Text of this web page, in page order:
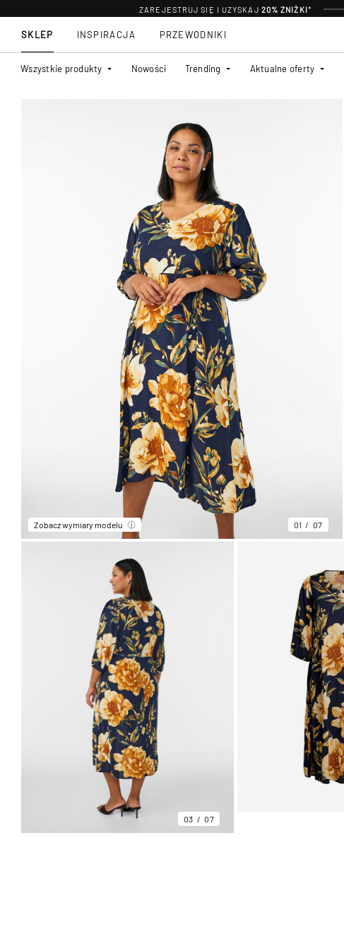
ZAREJESTRUJ SIĘ I UZYSKAJ 20% ZNIŻKI*
SKLEP
Wszystkie produkty Nowości Trending Aktualne oferty
INSPIRACJA PRZEWODNIKI
Zobacz wymiary modelu 01 07
03 07